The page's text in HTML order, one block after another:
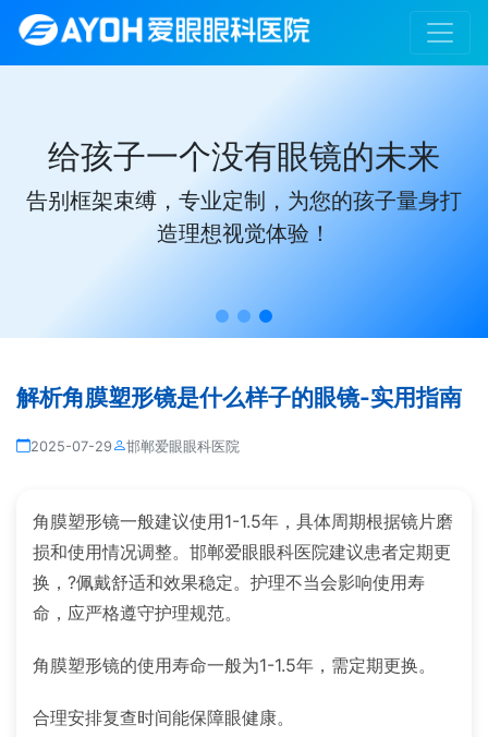
给孩子一个没有眼镜的未来
告别框架束缚，专业定制，为您的孩子量身打
造理想视觉体验！
解析角膜塑形镜是什么样子的眼镜-实用指南
2025-07-29 邯郸爱眼眼科医院
角膜塑形镜一般建议使用1-1.5年，具体周期根据镜片磨
损和使用情况调整。邯郸爱眼眼科医院建议患者定期更
换，?佩戴舒适和效果稳定。护理不当会影响使用寿
命，应严格遵守护理规范。
角膜塑形镜的使用寿命一般为1-1.5年，需定期更换。
合理安排复查时间能保障眼健康。